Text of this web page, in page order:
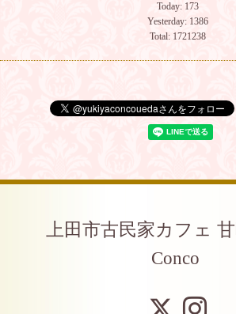
Today: 173
Yesterday: 1386
Total: 1721238
上田市古民家カフェ
Conco